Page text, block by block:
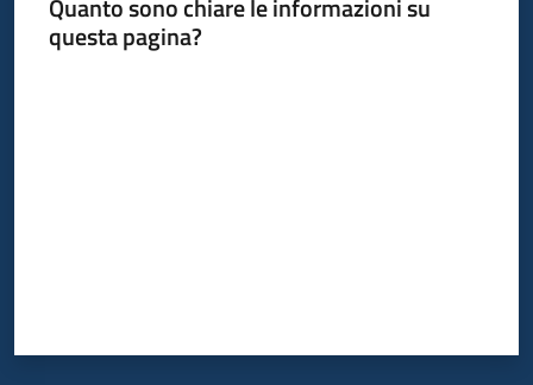
Quanto sono chiare le informazioni su
questa pagina?